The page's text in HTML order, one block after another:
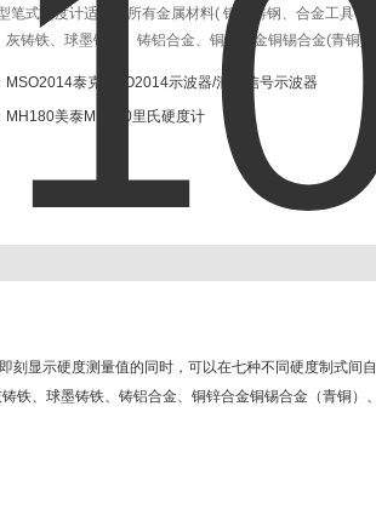
笔式硬度计适用于所有金属材料( 钢和铸钢、合金工具钢、
灰铸铁、球墨铸铁、铸铝合金、铜锌合金铜锡合金(青铜)、
钢)。高清晰点阵液晶，LED背光，数据存储：Z大500组。
MSO2014泰克MSO2014示波器/混和信号示波器
MH180美泰MH180里氏硬度计
刻显示硬度测量值的同时，可以在七种不同硬度制式间自
铁、球墨铸铁、铸铝合金、铜锌合金铜锡合金（青铜）、